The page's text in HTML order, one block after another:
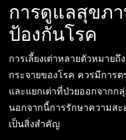
การดูแลสุขภ
ป้องกันโรค
การเลี้ยงเต่าหลายตัวหมายถึ
กระจายของโรค ควรมีการ
และแยกเต่าที่ป่วยออกจากก
นอกจากนี้การรักษาความส
เป็นสิ่งสำคัญ